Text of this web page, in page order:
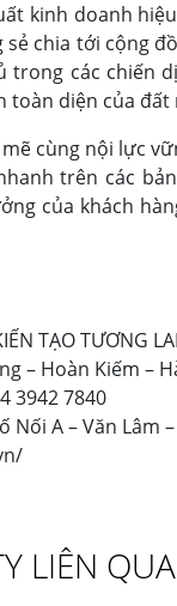
kinh doanh
chia tới cộng
trong các chiến
toàn diện của đất
cùng nội lực
trên các
của khách
TẠO TƯƠNG LAI
– Hoàn Kiếm –
3942 7840
Nối A – Văn Lâm
LIÊN